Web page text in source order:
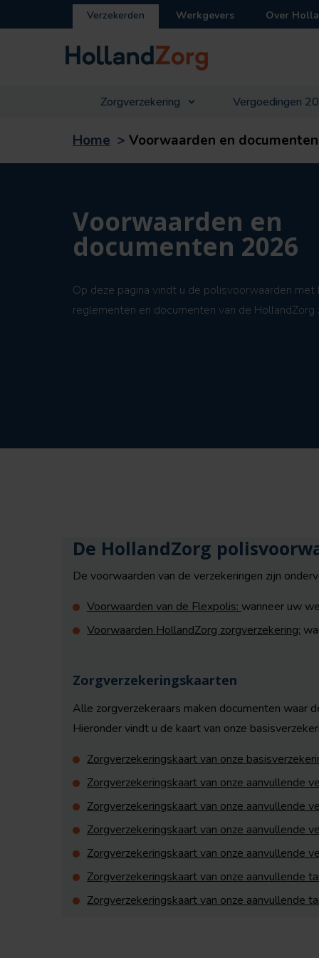
Verzekerden Werkgevers Over
Zorgverzekering Vergoedingen
Home > Voorwaarden en documenten
Voorwaarden en
documenten 2026
Op deze pagina vindt u de polisvoorwaarden met
reglementen en documenten van de HollandZorg
De HollandZorg
De voorwaarden van de verzekeringen zijn
Voorwaarden van de Flexpolis: wanneer uw
Voorwaarden HollandZorg zorgverzekering:
Zorgverzekeringskaarten
Alle zorgverzekeraars maken documenten waar
Hieronder vindt u de kaart van onze
Zorgverzekeringskaart van onze
Zorgverzekeringskaart van onze aanvullende
Zorgverzekeringskaart van onze aanvullende
Zorgverzekeringskaart van onze aanvullende
Zorgverzekeringskaart van onze aanvullende
Zorgverzekeringskaart van onze aanvullende
Zorgverzekeringskaart van onze aanvullende